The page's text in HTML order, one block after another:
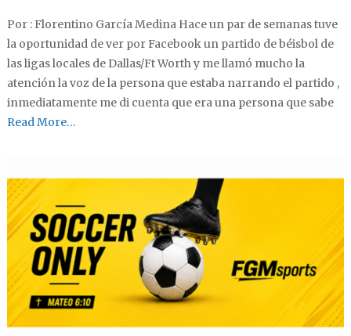
Por : Florentino García Medina Hace un par de semanas tuve
la oportunidad de ver por Facebook un partido de béisbol de
las ligas locales de Dallas/Ft Worth y me llamó mucho la
atención la voz de la persona que estaba narrando el partido ,
inmediatamente me di cuenta que era una persona que sabe
Read More…